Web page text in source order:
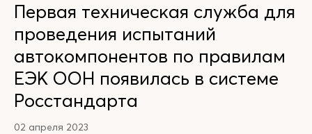
Первая техническая служба для
проведения испытаний
автокомпонентов по правилам
ЕЭК ООН появилась в системе
Росстандарта
02 апреля 2023